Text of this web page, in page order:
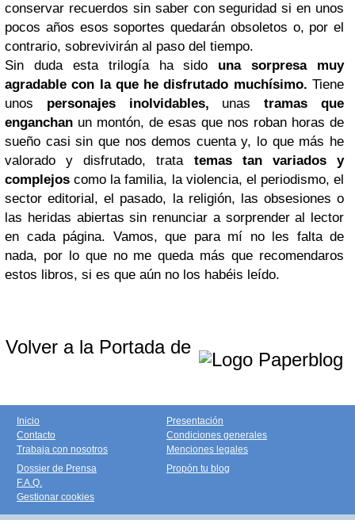
conservar recuerdos sin saber con seguridad si en unos
pocos años esos soportes quedarán obsoletos o, por el
contrario, sobrevivirán al paso del tiempo.
Sin duda esta trilogía ha sido una sorpresa muy
agradable con la que he disfrutado muchísimo. Tiene
unos personajes inolvidables, unastramas que
enganchan un montón, de esas que nos roban horas de
sueño casi sin que nos demos cuenta y, lo que más he
valorado y disfrutado, trata temas tan variados y
complejos como la familia, la violencia, el periodismo, el
sector editorial, el pasado, la religión, las obsesiones o
las heridas abiertas sin renunciar a sorprender al lector
en cada página. Vamos, que para mí no les falta de
nada, por lo que no me queda más que recomendaros
estos libros, si es que aún no los habéis leído.
Volver a la Portada de
Inicio
Contacto
Trabaja con nosotros
Presentación
Condiciones generales
Menciones legales
Dossier de Prensa
F.A.Q.
Gestionar cookies
Propón tu blog